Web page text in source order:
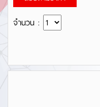
จำนวน :